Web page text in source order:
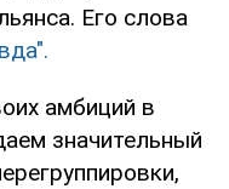
Его слова
амбиций в
значительный